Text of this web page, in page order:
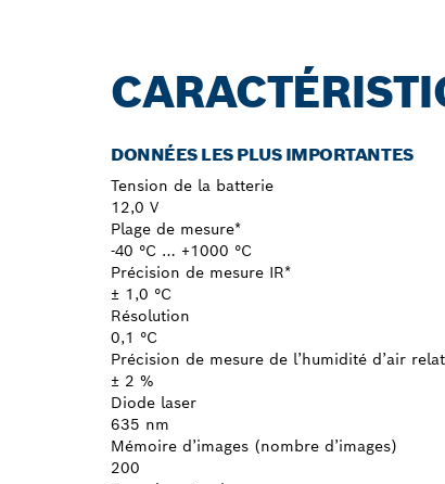
DONNÉES LES PLUS IMPORTANTES
Tension de la batterie
12,0 V
Plage de mesure*
-40 °C … +1000 °C
Précision de mesure IR*
± 1,0 °C
Résolution
0,1 °C
Précision de mesure de l’humidité d’air
± 2 %
Diode laser
635 nm
Mémoire d’images (nombre d’images)
200